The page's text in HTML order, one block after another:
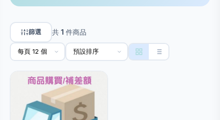
篩選 共 1 件商品